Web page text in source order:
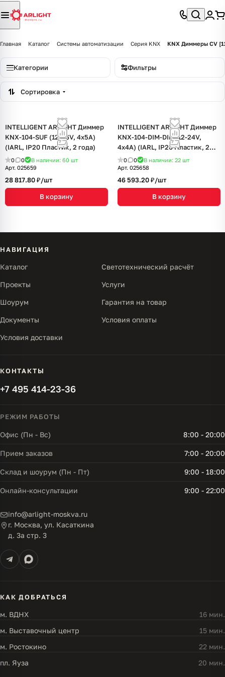
Главная Каталог Системы автоматизации Серия KNX KNX Диммеры CV
Категории Фильтры
Сортировка
INTELLIGENT ARLIGHT Диммер
KNX-104-SUF (12-36V, 4x5A)
(IARL, IP20 Пластик, 2 года)
0 0 В наличии: 60 шт
Арт. 025659
28 817.80 ₽/шт
В корзину
INTELLIGENT ARLIGHT Диммер
KNX-104-DIM-DIN (12-24V,
4x4A) (IARL, IP20 Пластик, 2
года)
0 0 В наличии: 22 шт
Арт. 025658
46 593.20 ₽/шт
В корзину
НАВИГАЦИЯ
Каталог Светотехнический расчёт
Проекты Услуги
Шоурум Гарантия на товар
Документы Условия оплаты
Условия доставки
КОНТАКТЫ
+7 495 414-23-36
РЕЖИМ РАБОТЫ
Офис (Пн - Вс) 8:00 - 20:00
Прием заказов 7:00 - 20:00
Склад и шоурум (Пн - Пт) 9:00 - 18:00
Онлайн-консультации 9:00 - 22:00
info@arlight-moskva.ru
г. Москва, ул. Касаткина
д. 3а стр. 3
КАК ДОБРАТЬСЯ
м. ВДНХ
16 мин.
м. Выставочный центр
15 мин.
м. Ростокино
22 мин.
пл. Яуза
20 мин.